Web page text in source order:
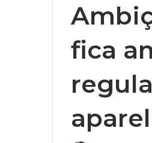
fica